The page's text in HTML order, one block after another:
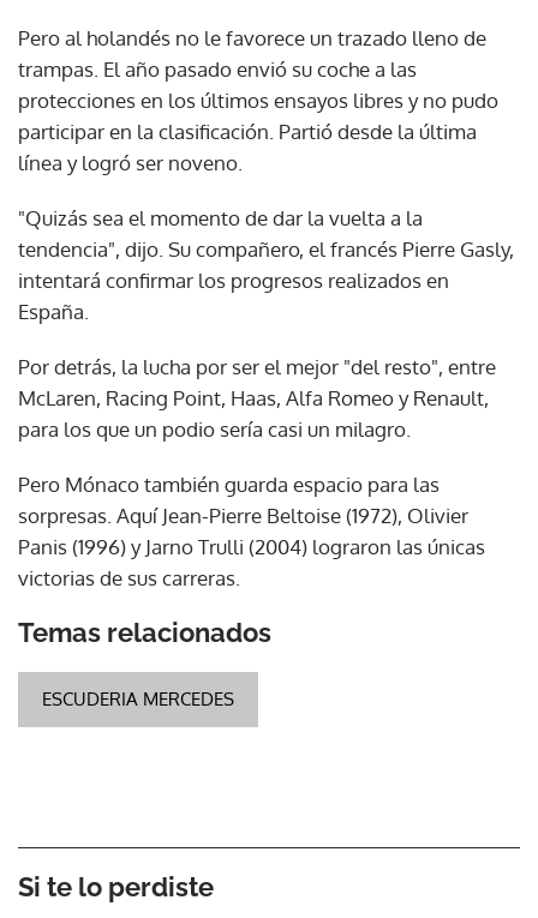
Pero al holandés no le favorece un trazado lleno de
trampas. El año pasado envió su coche a las
protecciones en los últimos ensayos libres y no pudo
participar en la clasificación. Partió desde la última
línea y logró ser noveno.
"Quizás sea el momento de dar la vuelta a la
tendencia", dijo. Su compañero, el francés Pierre Gasly,
intentará confirmar los progresos realizados en
España.
Por detrás, la lucha por ser el mejor "del resto", entre
McLaren, Racing Point, Haas, Alfa Romeo y Renault,
para los que un podio sería casi un milagro.
Pero Mónaco también guarda espacio para las
sorpresas. Aquí Jean-Pierre Beltoise (1972), Olivier
Panis (1996) y Jarno Trulli (2004) lograron las únicas
victorias de sus carreras.
Temas relacionados
ESCUDERIA MERCEDES
Si te lo perdiste